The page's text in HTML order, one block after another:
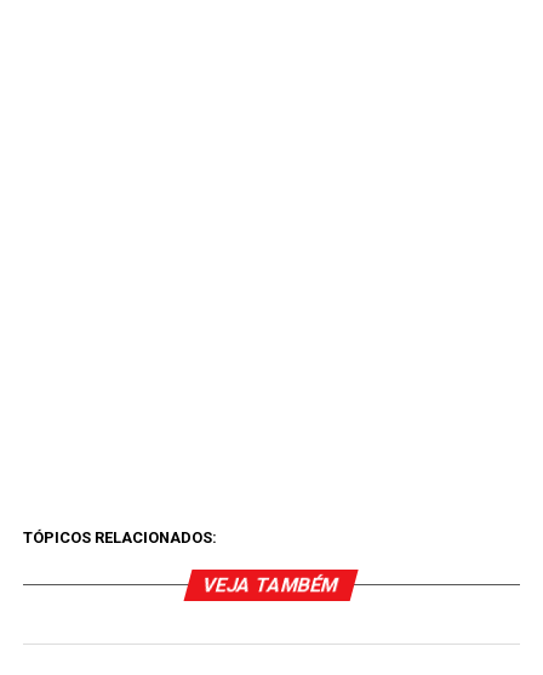
TÓPICOS RELACIONADOS:
VEJA TAMBÉM